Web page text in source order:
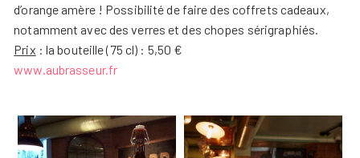
d’orange amère ! Possibilité de faire des coffrets cadeaux,
notamment avec des verres et des chopes sérigraphiés.
Prix : la bouteille (75 cl) : 5,50 €
www.aubrasseur.fr